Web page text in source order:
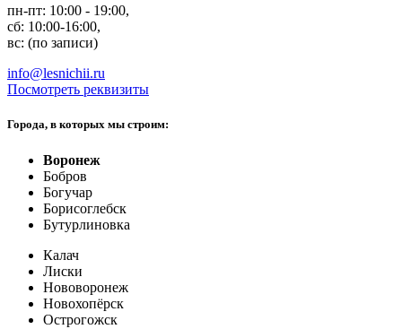
пн-пт: 10:00 - 19:00,
сб: 10:00-16:00,
вс: (по записи)
info@lesnichii.ru
Посмотреть реквизиты
Города, в которых мы строим:
Воронеж
Бобров
Богучар
Борисоглебск
Бутурлиновка
Калач
Лиски
Нововоронеж
Новохопёрск
Острогожск